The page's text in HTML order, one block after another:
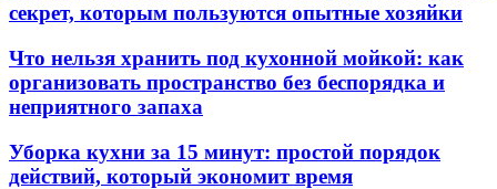
секрет, которым пользуются опытные хозяйки
Что нельзя хранить под кухонной мойкой: как
организовать пространство без беспорядка и
неприятного запаха
Уборка кухни за 15 минут: простой порядок
действий, который экономит время